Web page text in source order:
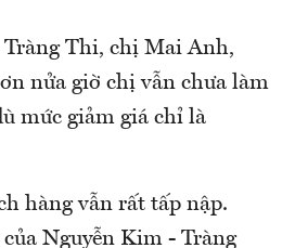
Thi, chị Mai Anh,
nửa giờ chị vẫn chưa làm
mức giảm giá chỉ là
hàng vẫn rất tấp nập.
Nguyễn Kim - Tràng